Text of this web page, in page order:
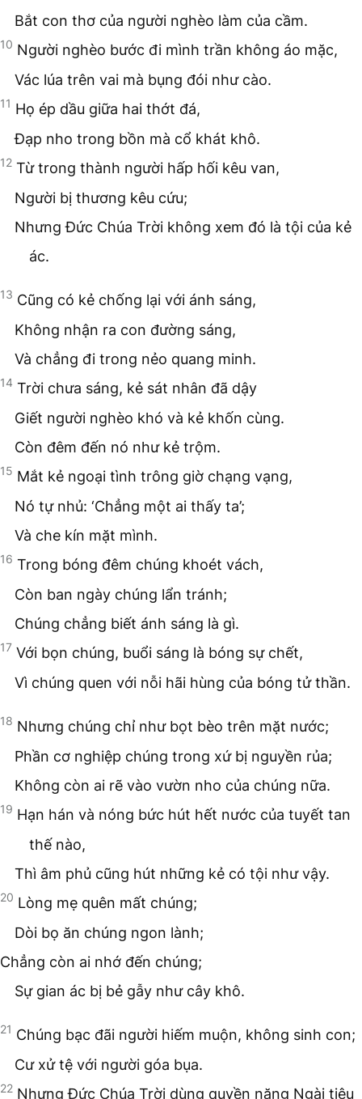
Bắt con thơ của người nghèo làm của cầm.
10 Người nghèo bước đi mình trần không áo mặc,
Vác lúa trên vai mà bụng đói như cào.
11 Họ ép dầu giữa hai thớt đá,
Đạp nho trong bồn mà cổ khát khô.
12 Từ trong thành người hấp hối kêu van,
Người bị thương kêu cứu;
Nhưng Đức Chúa Trời không xem đó là tội của kẻ
ác.
13 Cũng có kẻ chống lại với ánh sáng,
Không nhận ra con đường sáng,
Và chẳng đi trong nẻo quang minh.
14 Trời chưa sáng, kẻ sát nhân đã dậy
Giết người nghèo khó và kẻ khốn cùng.
Còn đêm đến nó như kẻ trộm.
15 Mắt kẻ ngoại tình trông giờ chạng vạng,
Nó tự nhủ: ‘Chẳng một ai thấy ta’;
Và che kín mặt mình.
16 Trong bóng đêm chúng khoét vách,
Còn ban ngày chúng lẩn tránh;
Chúng chẳng biết ánh sáng là gì.
17 Với bọn chúng, buổi sáng là bóng sự chết,
Vì chúng quen với nỗi hãi hùng của bóng tử thần.
18 Nhưng chúng chỉ như bọt bèo trên mặt nước;
Phần cơ nghiệp chúng trong xứ bị nguyền rủa;
Không còn ai rẽ vào vườn nho của chúng nữa.
19 Hạn hán và nóng bức hút hết nước của tuyết tan
thế nào,
Thì âm phủ cũng hút những kẻ có tội như vậy.
20 Lòng mẹ quên mất chúng;
Dòi bọ ăn chúng ngon lành;
Chẳng còn ai nhớ đến chúng;
Sự gian ác bị bẻ gẫy như cây khô.
21 Chúng bạc đãi người hiếm muộn, không sinh con;
Cư xử tệ với người góa bụa.
22 Nhưng Đức Chúa Trời dùng quyền năng Ngài tiêu